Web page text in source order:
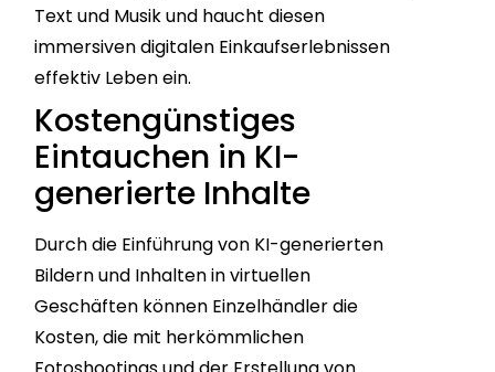
Text und Musik und haucht diesen
immersiven digitalen Einkaufserlebnissen
effektiv Leben ein.
Kostengünstiges
Eintauchen in KI-
generierte Inhalte
Durch die Einführung von KI-generierten
Bildern und Inhalten in virtuellen
Geschäften können Einzelhändler die
Kosten, die mit herkömmlichen